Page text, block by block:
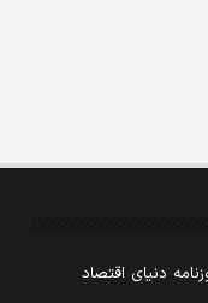
دنیای اقتصاد